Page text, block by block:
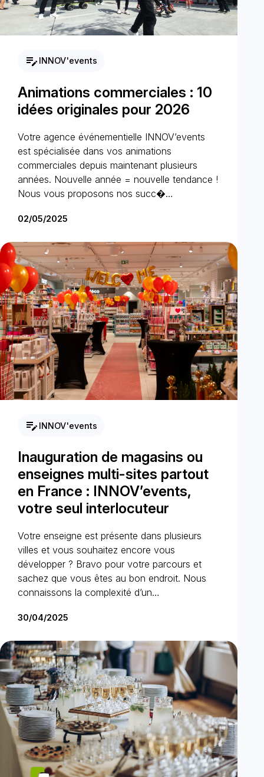
edit_note INNOV'events
Animations commerciales : 10
idées originales pour 2026
Votre agence événementielle INNOV’events
est spécialisée dans vos animations
commerciales depuis maintenant plusieurs
années. Nouvelle année = nouvelle tendance !
Nous vous proposons nos succ�…
02/05/2025
edit_note INNOV'events
Inauguration de magasins ou
enseignes multi-sites partout
en France : INNOV’events,
votre seul interlocuteur
Votre enseigne est présente dans plusieurs
villes et vous souhaitez encore vous
développer ? Bravo pour votre parcours et
sachez que vous êtes au bon endroit. Nous
connaissons la complexité d’un…
30/04/2025